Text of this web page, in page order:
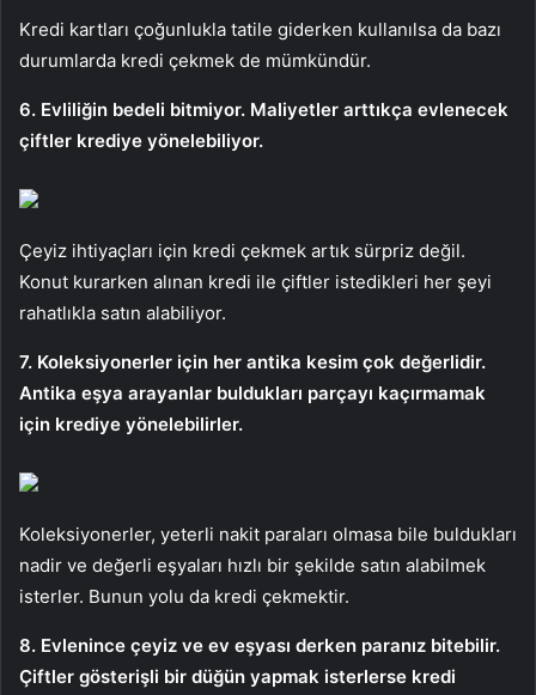
Kredi kartları çoğunlukla tatile giderken kullanılsa da bazı
durumlarda kredi çekmek de mümkündür.
6. Evliliğin bedeli bitmiyor. Maliyetler arttıkça evlenecek
çiftler krediye yönelebiliyor.
Çeyiz ihtiyaçları için kredi çekmek artık sürpriz değil.
Konut kurarken alınan kredi ile çiftler istedikleri her şeyi
rahatlıkla satın alabiliyor.
7. Koleksiyonerler için her antika kesim çok değerlidir.
Antika eşya arayanlar buldukları parçayı kaçırmamak
için krediye yönelebilirler.
Koleksiyonerler, yeterli nakit paraları olmasa bile buldukları
nadir ve değerli eşyaları hızlı bir şekilde satın alabilmek
isterler. Bunun yolu da kredi çekmektir.
8. Evlenince çeyiz ve ev eşyası derken paranız bitebilir.
Çiftler gösterişli bir düğün yapmak isterlerse kredi